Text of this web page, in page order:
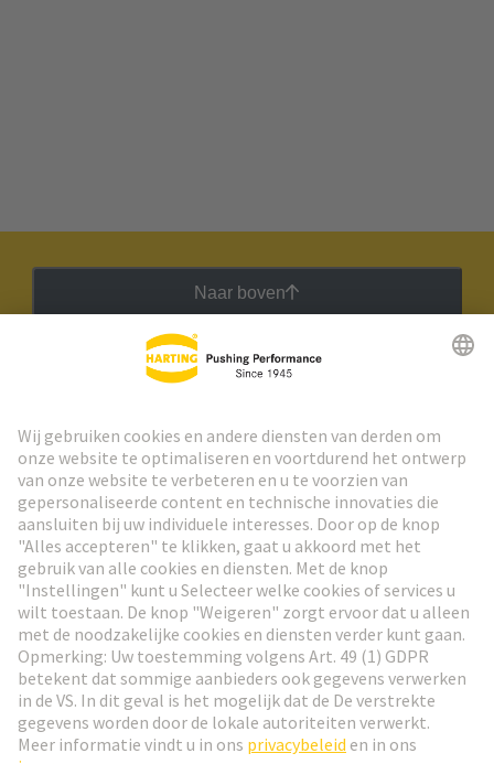
Naar boven
Ga naar registratie
Social Media
Nederlands